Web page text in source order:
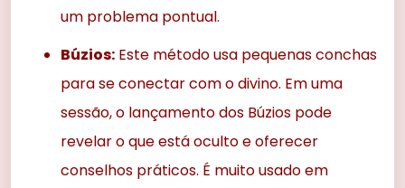
um problema pontual.
Búzios: Este método usa pequenas conchas
para se conectar com o divino. Em uma
sessão, o lançamento dos Búzios pode
revelar o que está oculto e oferecer
conselhos práticos. É muito usado em